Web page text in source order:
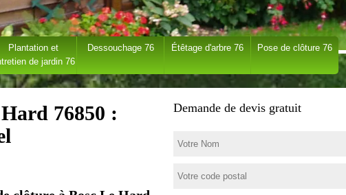
Plantation et
de jardin 76
Dessouchage 76 Étêtage d'arbre 76 Pose de clôture 76
76850 :
Demande de devis gratuit